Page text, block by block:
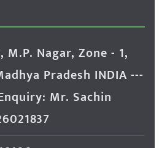
M.P. Nagar, Zone - 1,
Pradesh INDIA ---
Mr. Sachin